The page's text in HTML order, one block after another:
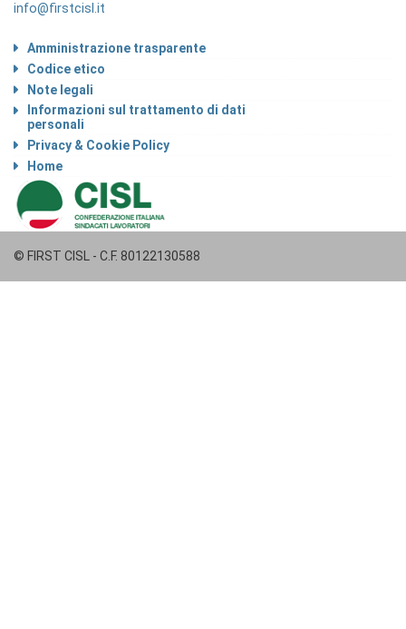
info@firstcisl.it
Amministrazione trasparente
Codice etico
Note legali
Informazioni sul trattamento di dati
personali
Privacy & Cookie Policy
Home
© FIRST CISL - C.F. 80122130588